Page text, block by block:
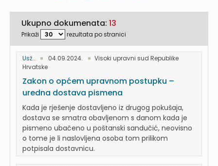
Ukupno dokumenata: 13
Prikaži rezultata po stranici
Usž... 04.09.2024.
Visoki upravni sud Republike
Hrvatske
Zakon o općem upravnom postupku –
uredna dostava pismena
Kada je rješenje dostavljeno iz drugog pokušaja,
dostava se smatra obavljenom s danom kada je
pismeno ubačeno u poštanski sandučić, neovisno
o tome je li naslovljena osoba tom prilikom
potpisala dostavnicu.